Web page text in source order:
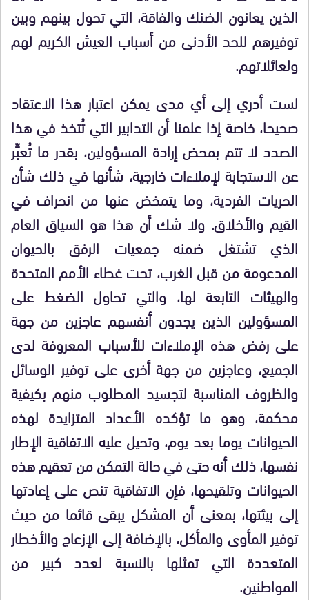
الذين يعانون الضنك والفاقة، التي تحول بينهم وبين
توفيرهم للحد الأدنى من أسباب العيش الكريم لهم
ولعائلاتهم.
لست أدري إلى أي مدى يمكن اعتبار هذا الاعتقاد
صحيحا، خاصة إذا علمنا أن التدابير التي تُتخذ في هذا
الصدد لا تتم بمحض إرادة المسؤولين، بقدر ما تُعبِّر
عن الاستجابة لإملاءات خارجية، شأنها في ذلك شأن
الحريات الفردية، وما يتمخض عنها من انحراف في
القيم والأخلاق. ولا شك أن هذا هو السياق العام
الذي تشتغل ضمنه جمعيات الرفق بالحيوان
المدعومة من قبل الغرب، تحت غطاء الأمم المتحدة
والهيئات التابعة لها، والتي تحاول الضغط على
المسؤولين الذين يجدون أنفسهم عاجزين من جهة
على رفض هذه الإملاءات للأسباب المعروفة لدى
الجميع، وعاجزين من جهة أخرى على توفير الوسائل
والظروف المناسبة لتجسيد المطلوب منهم بكيفية
محكمة، وهو ما تؤكده الأعداد المتزايدة لهذه
الحيوانات يوما بعد يوم، وتحيل عليه الاتفاقية الإطار
نفسها، ذلك أنه حتى في حالة التمكن من تعقيم هذه
الحيوانات وتلقيحها، فإن الاتفاقية تنص على إعادتها
إلى بيئتها، بمعنى أن المشكل يبقى قائما من حيث
توفير المأوى والمأكل، بالإضافة إلى الإزعاج والأخطار
المتعددة التي تمثلها بالنسبة لعدد كبير من
المواطنين.